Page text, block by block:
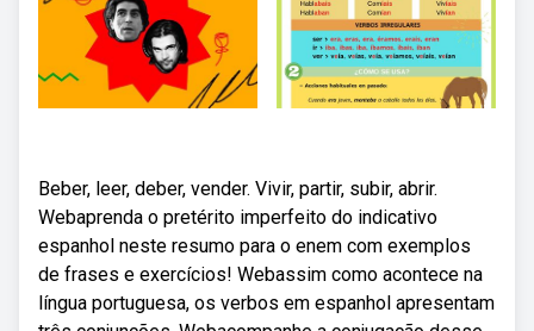
Beber, leer, deber, vender. Vivir, partir, subir, abrir.
Webaprenda o pretérito imperfeito do indicativo
espanhol neste resumo para o enem com exemplos
de frases e exercícios! Webassim como acontece na
língua portuguesa, os verbos em espanhol apresentam